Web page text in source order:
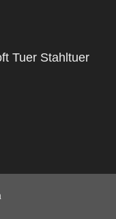
Tuer Stahltuer